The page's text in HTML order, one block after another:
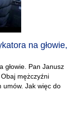
na głowie,
głowie. Pan Janusz
mężczyźni
umów. Jak więc do